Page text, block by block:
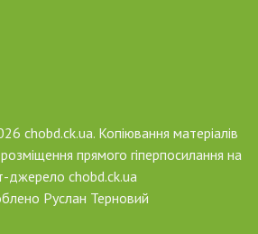
chobd.ck.ua. Копіювання матеріалів
прямого гіперпосилання на
джерело chobd.ck.ua
Руслан Терновий